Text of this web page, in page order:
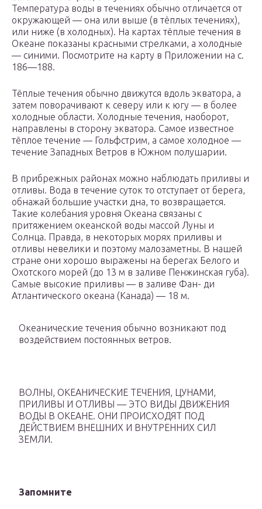
Температура воды в течениях обычно отличается от
окружающей — она или выше (в тёплых течениях),
или ниже (в холодных). На картах тёплые течения в
Океане показаны красными стрелками, а холодные
— синими. Посмотрите на карту в Приложении на с.
186—188.
Тёплые течения обычно движутся вдоль экватора, а
затем поворачивают к северу или к югу — в более
холодные области. Холодные течения, наоборот,
направлены в сторону экватора. Самое известное
тёплое течение — Гольфстрим, а самое холодное —
течение Западных Ветров в Южном полушарии.
В прибрежных районах можно наблюдать приливы и
отливы. Вода в течение суток то отступает от берега,
обнажай большие участки дна, то возвращается.
Такие колебания уровня Океана связаны с
притяжением океанской воды массой Луны и
Солнца. Правда, в некоторых морях приливы и
отливы невелики и поэтому малозаметны. В нашей
стране они хорошо выражены на берегах Белого и
Охотского морей (до 13 м в заливе Пенжинская губа).
Самые высокие приливы — в заливе Фан- ди
Атлантического океана (Канада) — 18 м.
Океанические течения обычно возникают под
воздействием постоянных ветров.
ВОЛНЫ, ОКЕАНИЧЕСКИЕ ТЕЧЕНИЯ, ЦУНАМИ,
ПРИЛИВЫ И ОТЛИВЫ — ЭТО ВИДЫ ДВИЖЕНИЯ
ВОДЫ В ОКЕАНЕ. ОНИ ПРОИСХОДЯТ ПОД
ДЕЙСТВИЕМ ВНЕШНИХ И ВНУТРЕННИХ СИЛ
ЗЕМЛИ.
Запомните